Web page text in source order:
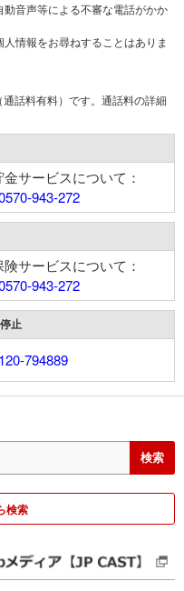
音声等による不審な電話がかか
情報をお尋ねすることはありま
話料有料）です。通話料の詳細
金サービスについて：
943-272
険サービスについて：
943-272
止
794889
検索